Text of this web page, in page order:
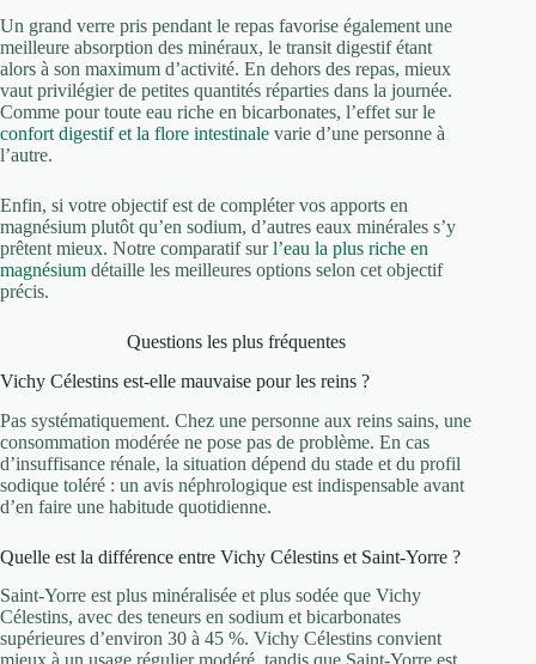
Un grand verre pris pendant le repas favorise également une
meilleure absorption des minéraux, le transit digestif étant
alors à son maximum d’activité. En dehors des repas, mieux
vaut privilégier de petites quantités réparties dans la journée.
Comme pour toute eau riche en bicarbonates, l’effet sur le
confort digestif et la flore intestinale varie d’une personne à
l’autre.
Enfin, si votre objectif est de compléter vos apports en
magnésium plutôt qu’en sodium, d’autres eaux minérales s’y
prêtent mieux. Notre comparatif surl’eau la plus riche en
magnésium détaille les meilleures options selon cet objectif
précis.
Questions les plus fréquentes
Vichy Célestins est-elle mauvaise pour les reins ?
Pas systématiquement. Chez une personne aux reins sains, une
consommation modérée ne pose pas de problème. En cas
d’insuffisance rénale, la situation dépend du stade et du profil
sodique toléré : un avis néphrologique est indispensable avant
d’en faire une habitude quotidienne.
Quelle est la différence entre Vichy Célestins et Saint-Yorre ?
Saint-Yorre est plus minéralisée et plus sodée que Vichy
Célestins, avec des teneurs en sodium et bicarbonates
supérieures d’environ 30 à 45 %. Vichy Célestins convient